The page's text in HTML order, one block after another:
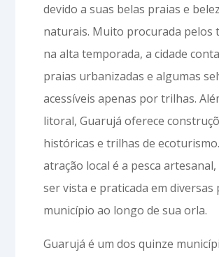
devido a suas belas praias e
naturais. Muito procurada pelos
na alta temporada, a cidade
praias urbanizadas e algumas
acessíveis apenas por trilhas.
litoral, Guarujá oferece
históricas e trilhas de
atração local é a pesca
ser vista e praticada em diversas
município ao longo de sua orla.
Guarujá é um dos quinze